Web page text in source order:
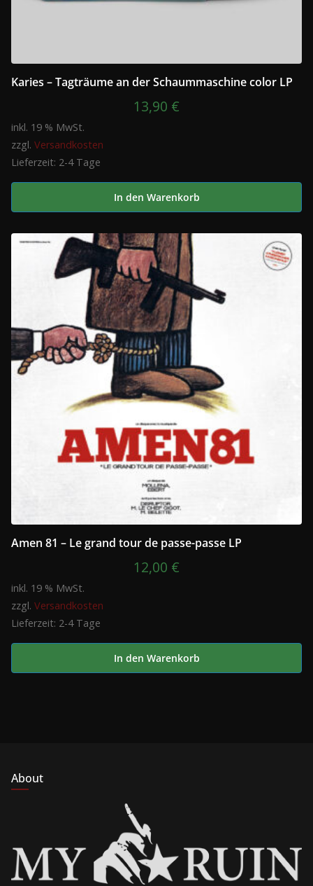
Karies – Tagträume an der Schaummaschine color LP
13,90 €
inkl. 19 % MwSt.
zzgl. Versandkosten
Lieferzeit: 2-4 Tage
In den Warenkorb
Amen 81 – Le grand tour de passe-passe LP
12,00 €
inkl. 19 % MwSt.
zzgl. Versandkosten
Lieferzeit: 2-4 Tage
In den Warenkorb
About